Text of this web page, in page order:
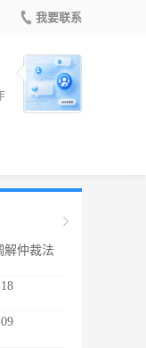
我要联系
解仲裁法